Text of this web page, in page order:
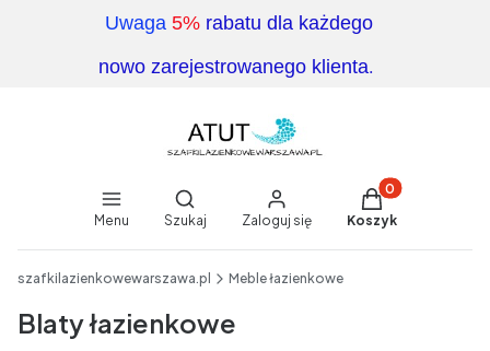
Uwaga 5% rabatu dla każdego
nowo zarejestrowanego klienta.
Menu
Otwórz wyszukiwarkę
Szukaj Zaloguj się
Produkty w
Koszyk
szafkilazienkowewarszawa.pl Meble łazienkowe
Blaty łazienkowe